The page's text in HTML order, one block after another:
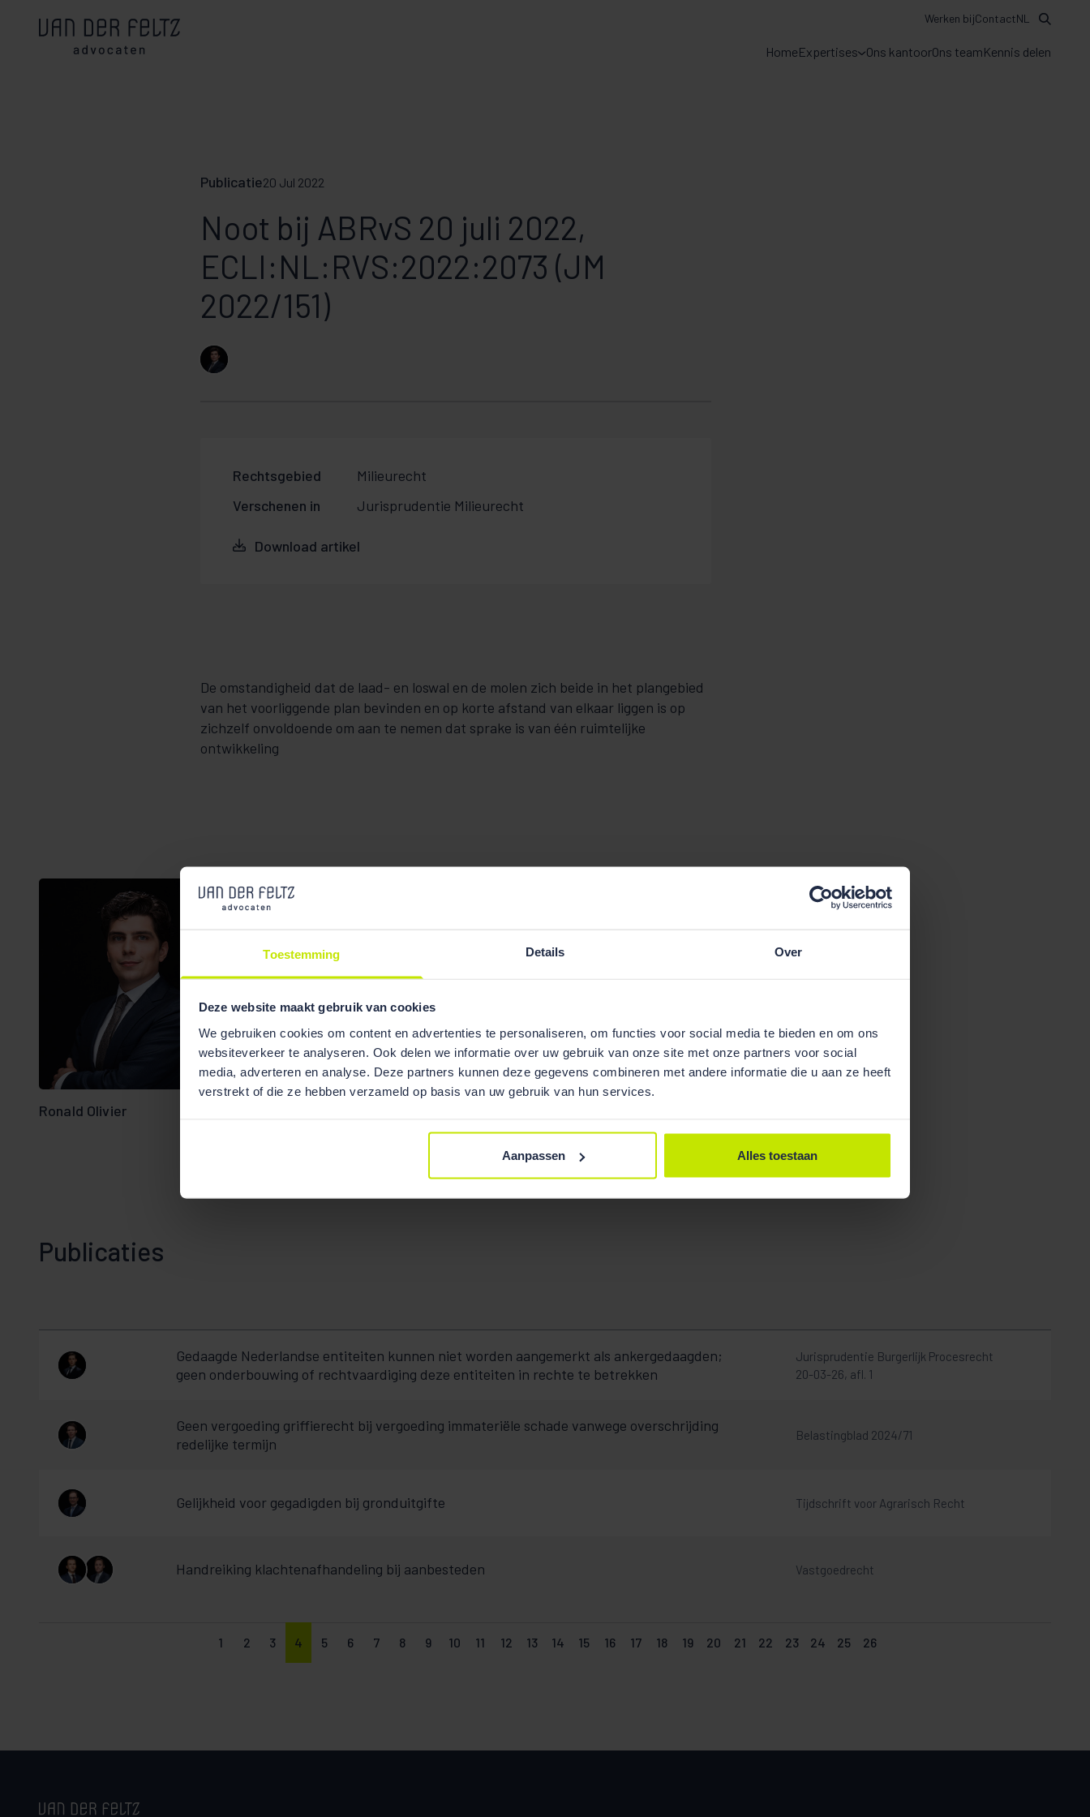
Toestemming Details Over
Deze website maakt gebruik van cookies
We gebruiken cookies om content en advertenties te personaliseren, om functies voor social media te bieden en om ons
websiteverkeer te analyseren. Ook delen we informatie over uw gebruik van onze site met onze partners voor social
media, adverteren en analyse. Deze partners kunnen deze gegevens combineren met andere informatie die u aan ze heeft
verstrekt of die ze hebben verzameld op basis van uw gebruik van hun services.
Aanpassen Alles toestaan
HomeExpertises Ons kantoorOns teamKennis delen
Werken bijContactNL
Publicatie20 Jul 2022
Noot bij ABRvS 20 juli 2022,
ECLI:NL:RVS:2022:2073 (JM
2022/151)
Rechtsgebied
Milieurecht
Verschenen in
Jurisprudentie Milieurecht
Download artikel
De omstandigheid dat de laad- en loswal en de molen zich beide in het plangebied
van het voorliggende plan bevinden en op korte afstand van elkaar liggen is op
zichzelf onvoldoende om aan te nemen dat sprake is van één ruimtelijke
ontwikkeling
Ronald Olivier
Bekijk team
overzicht
Publicaties
Gedaagde Nederlandse entiteiten kunnen niet worden aangemerkt als ankergedaagden;
geen onderbouwing of rechtvaardiging deze entiteiten in rechte te betrekken
Jurisprudentie Burgerlijk Procesrecht
20-03-26, afl. 1
Geen vergoeding griffierecht bij vergoeding immateriële schade vanwege overschrijding
redelijke termijn
Belastingblad 2024/71
Gelijkheid voor gegadigden bij gronduitgifte Tijdschrift voor Agrarisch Recht
Handreiking klachtenafhandeling bij aanbesteden Vastgoedrecht
1 2 3 4 5 6 7 8 9 10 11 12 13 14 15 16 17 18 19 20 21 22 23 24 25 26